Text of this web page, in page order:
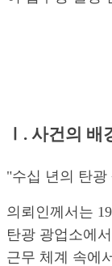
Ⅰ. 사건의 배
"수십 년의 탄
의뢰인께서는
탄광 광업소에
근무 체계 속에